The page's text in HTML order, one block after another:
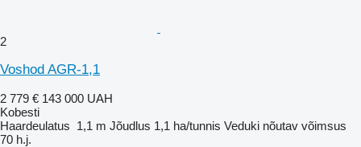
2
Voshod AGR-1,1
2 779 € 143 000 UAH
Kobesti
Haardeulatus 1,1 m Jõudlus 1,1 ha/tunnis Veduki nõutav võimsus
70 h.j.